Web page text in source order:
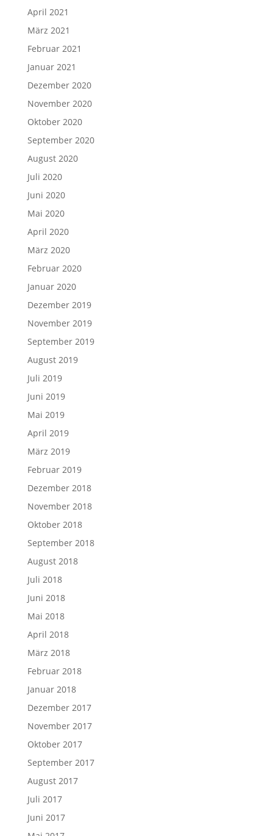
April 2021
März 2021
Februar 2021
Januar 2021
Dezember 2020
November 2020
Oktober 2020
September 2020
August 2020
Juli 2020
Juni 2020
Mai 2020
April 2020
März 2020
Februar 2020
Januar 2020
Dezember 2019
November 2019
September 2019
August 2019
Juli 2019
Juni 2019
Mai 2019
April 2019
März 2019
Februar 2019
Dezember 2018
November 2018
Oktober 2018
September 2018
August 2018
Juli 2018
Juni 2018
Mai 2018
April 2018
März 2018
Februar 2018
Januar 2018
Dezember 2017
November 2017
Oktober 2017
September 2017
August 2017
Juli 2017
Juni 2017